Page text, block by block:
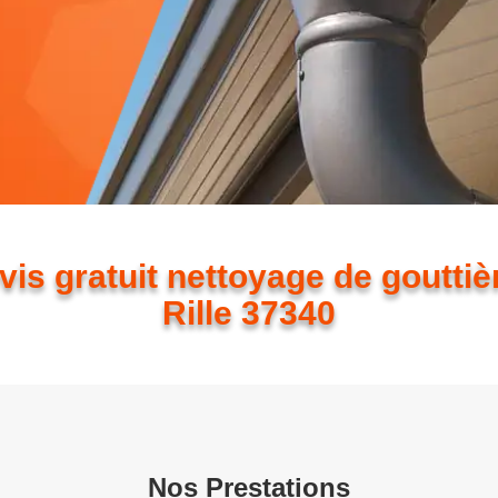
gratuit nettoyage de
Rille 37340
Nos Prestations